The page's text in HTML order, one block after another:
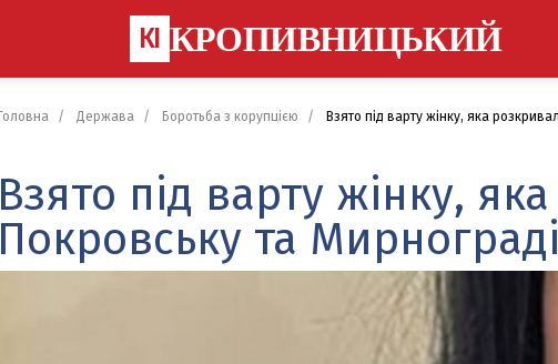
КІ КРОПИВНИЦЬКИЙ
Держава Боротьба з корупцією Взято під варту жінку, яка
під варту жінку,
та Мирнограді